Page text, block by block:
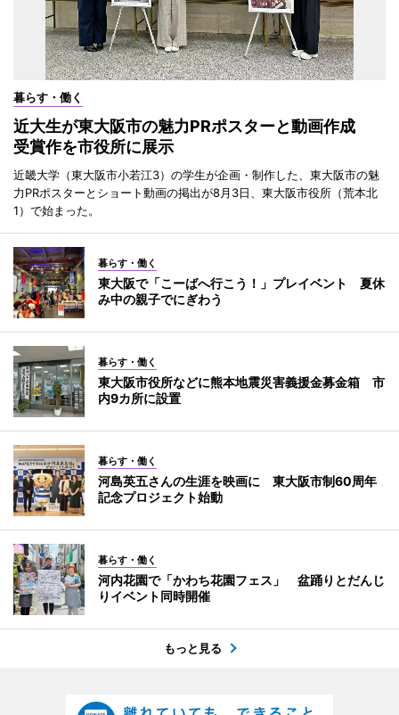
暮らす・働く
近大生が東大阪市の魅力PRポスターと動画作成
受賞作を市役所に展示
近畿大学（東大阪市小若江3）の学生が企画・制作した、東大阪市の魅
力PRポスターとショート動画の掲出が8月3日、東大阪市役所（荒本北
1）で始まった。
暮らす・働く
東大阪で「こーばへ行こう！」プレイベント 夏休
み中の親子でにぎわう
暮らす・働く
東大阪市役所などに熊本地震災害義援金募金箱 市
内9カ所に設置
暮らす・働く
河島英五さんの生涯を映画に 東大阪市制60周年
記念プロジェクト始動
暮らす・働く
河内花園で「かわち花園フェス」 盆踊りとだんじ
りイベント同時開催
もっと見る